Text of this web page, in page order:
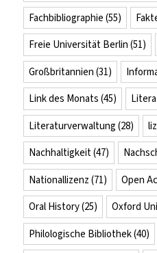
Fachbibliographie (55)
Freie Universität Berlin (51)
Großbritannien (31)
Link des Monats (45)
Literaturverwaltung (28)
Nachhaltigkeit(47)
Nationallizenz (71) Open
Oral History(25) Oxford
Philologische Bibliothek(40)